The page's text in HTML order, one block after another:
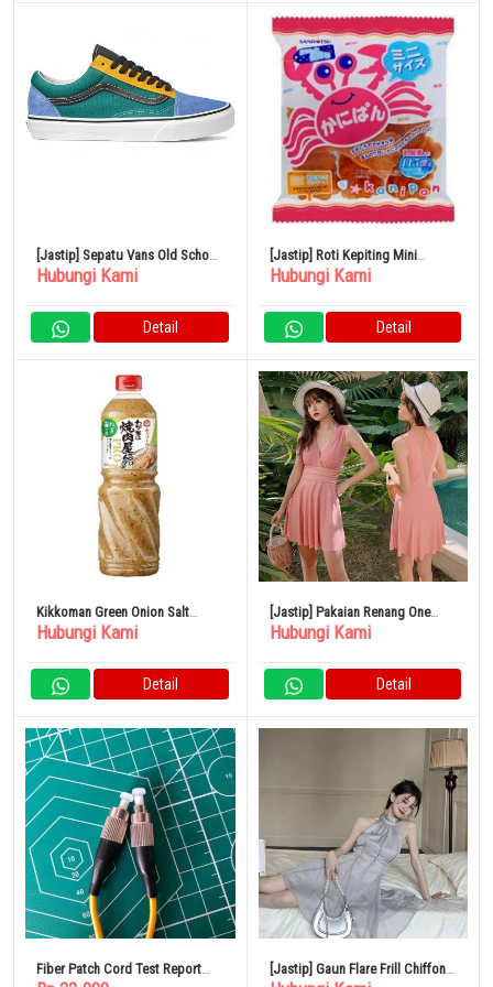
[Jastip] Sepatu Vans Old School
24cm
Hubungi Kami
Detail
[Jastip] Roti Kepiting Mini
Santachi 80gx12
Hubungi Kami
Detail
Kikkoman Green Onion Salt
Sauce 1110g
Hubungi Kami
Detail
[Jastip] Pakaian Renang One
Piece Di Summer Sea Pool
Hubungi Kami
Detail
Fiber Patch Cord Test Report
[Jastip] Gaun Flare Frill Chiffon